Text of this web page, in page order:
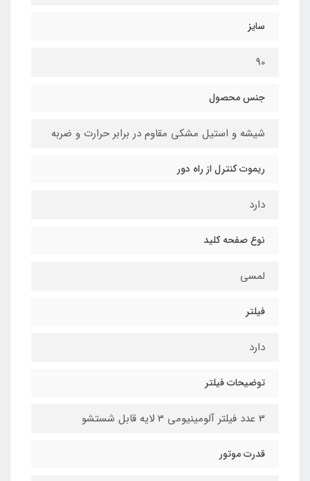
سایز
90
جنس محصول
شیشه و استیل مشکی مقاوم در برابر حرارت و ضربه
ریموت کنترل از راه دور
دارد
نوع صفحه کلید
لمسی
فیلتر
دارد
توضیحات فیلتر
3 عدد فیلتر آلومینیومی 3 لایه قابل شستشو
قدرت موتور